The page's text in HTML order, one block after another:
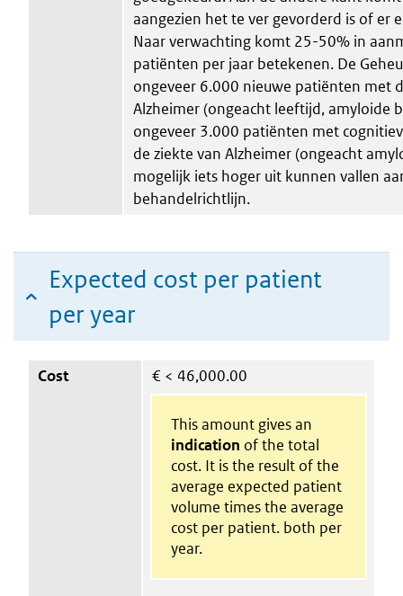
aangezien het te ver gevorderd is of er
Naar verwachting komt 25-50% in
patiënten per jaar betekenen. De
ongeveer 6.000 nieuwe patiënten met
Alzheimer (ongeacht leeftijd, amyloide
ongeveer 3.000 patiënten met
de ziekte van Alzheimer (ongeacht
mogelijk iets hoger uit kunnen vallen
behandelrichtlijn.
Expected cost per patient
per year
Cost € < 46,000.00
This amount gives an
indication of the total
cost. It is the result of the
average expected patient
volume times the average
cost per patient. both per
year.